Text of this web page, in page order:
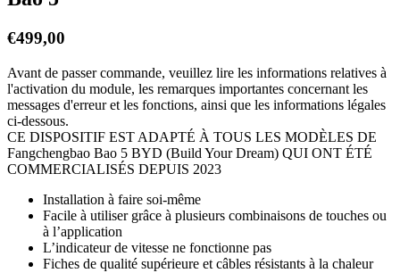
€499,00
Avant de passer commande, veuillez lire les informations relatives à
l'activation du module, les remarques importantes concernant les
messages d'erreur et les fonctions, ainsi que les informations légales
ci-dessous.
CE DISPOSITIF EST ADAPTÉ À TOUS LES MODÈLES DE
Fangchengbao Bao 5 BYD (Build Your Dream) QUI ONT ÉTÉ
COMMERCIALISÉS DEPUIS 2023
Installation à faire soi-même
Facile à utiliser grâce à plusieurs combinaisons de touches ou
à l’application
L’indicateur de vitesse ne fonctionne pas
Fiches de qualité supérieure et câbles résistants à la chaleur